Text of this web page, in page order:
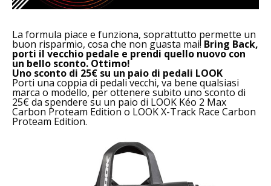
La formula piace e funziona, soprattutto permette un
buon risparmio, cosa che non guasta mai! Bring Back,
porti il vecchio pedale e prendi quello nuovo con
un bello sconto. Ottimo!
Uno sconto di 25€ su un paio di pedali LOOK
Porti una coppia di pedali vecchi, va bene qualsiasi
marca o modello, per ottenere subito uno sconto di
25€ da spendere su un paio di LOOK Kéo 2 Max
Carbon Proteam Edition o LOOK X-Track Race Carbon
Proteam Edition.